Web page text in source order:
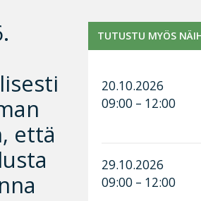
että
TUTUSTU MYÖS
20.10.2026
09:00 – 12:00
29.10.2026
09:00 – 12:00